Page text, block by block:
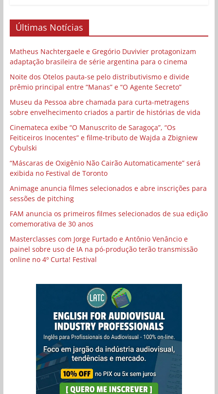
Últimas Notícias
Matheus Nachtergaele e Gregório Duvivier protagonizam
adaptação brasileira de série argentina para o cinema
Noite dos Otelos pauta-se pelo distributivismo e divide
prêmio principal entre “Manas” e “O Agente Secreto”
Museu da Pessoa abre chamada para curta-metragens
sobre envelhecimento criados a partir de histórias de vida
Cinemateca exibe “O Manuscrito de Saragoça”, “Os
Feiticeiros Inocentes” e filme-tributo de Wajda a Zbigniew
Cybulski
“Máscaras de Oxigênio Não Cairão Automaticamente” será
exibida no Festival de Toronto
Animage anuncia filmes selecionados e abre inscrições para
sessões de pitching
FAM anuncia os primeiros filmes selecionados de sua edição
comemorativa de 30 anos
Masterclasses com Jorge Furtado e Antônio Venâncio e
painel sobre uso de IA na pó-produção terão transmissão
online no 4º Curta! Festival